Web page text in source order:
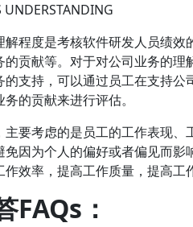
UNDERSTANDING
解程度是考核软件研发人员绩
的贡献等。对于对公司业务的
的支持，可以通过员工在支持
的贡献来进行评估。
要考虑的是员工的工作表现、
免因为个人的偏好或者偏见而
效率，提高工作质量，提高工
FAQs：